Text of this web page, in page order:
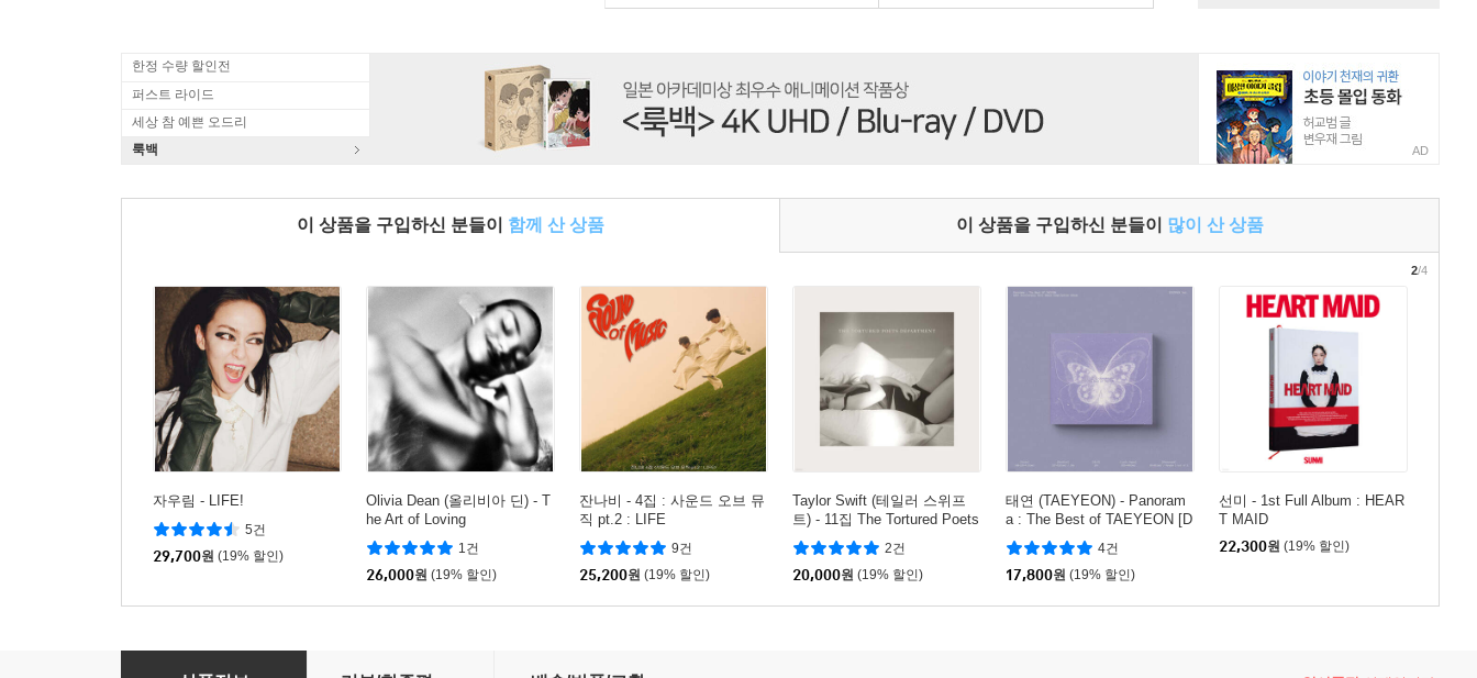
한정 수량 할인전
퍼스트 라이드
세상 참 예쁜 오드리
룩백
AD
이 상품을 구입하신 분들이 함께 산 상품 이 상품을 구입하신 분들이 많이 산 상품
자우림 - LIFE!
5건
29,700원 (19% 할인)
Olivia Dean (올리비아 딘) - T
he Art of Loving
1건
26,000원 (19% 할인)
잔나비 - 4집 : 사운드 오브 뮤
직 pt.2 : LIFE
9건
25,200원 (19% 할인)
Taylor Swift (테일러 스위프
트) - 11집 The Tortured Poets
Department
2건
20,000원 (19% 할인)
태연 (TAEYEON) - Panoram
a : The Best of TAEYEON [D
IGIPACK Ver.]
4건
17,800원 (19% 할인)
선미 - 1st Full Album : HEAR
T MAID
22,300원 (19% 할인)
2/4
Taylor Swift (테일러 스위프트) - 12집 The Life Of A Showgirl: Sweat And Vanilla Perfume